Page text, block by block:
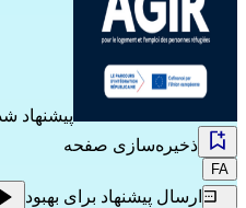
پیشنهاد
ذخیره‌سازی صفحه
FA
ارسال پیشنهاد برای بهبود